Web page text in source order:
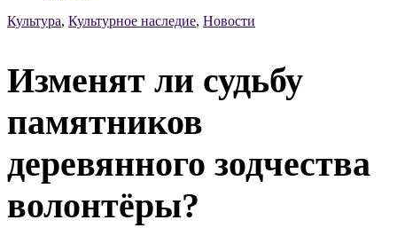
Культура, Культурное наследие, Новости
Изменят ли судьбу
памятников
деревянного зодчества
волонтёры?